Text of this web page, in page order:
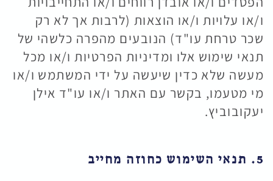
ו/או עלויות ו/או הוצאות (לרבות אך לא רק
שכר טרחת עו"ד) הנובעים מהפרה כלשהי של
תנאי שימוש אלו ומדיניות הפרטיות ו/או מכל
מעשה שלא כדין שיעשה על ידי המשתמש ו/או
מי מטעמו, בקשר עם האתר ו/או עו"ד אילן
יעקובוביץ.
5. תנאי השימוש כחוזה מחייב